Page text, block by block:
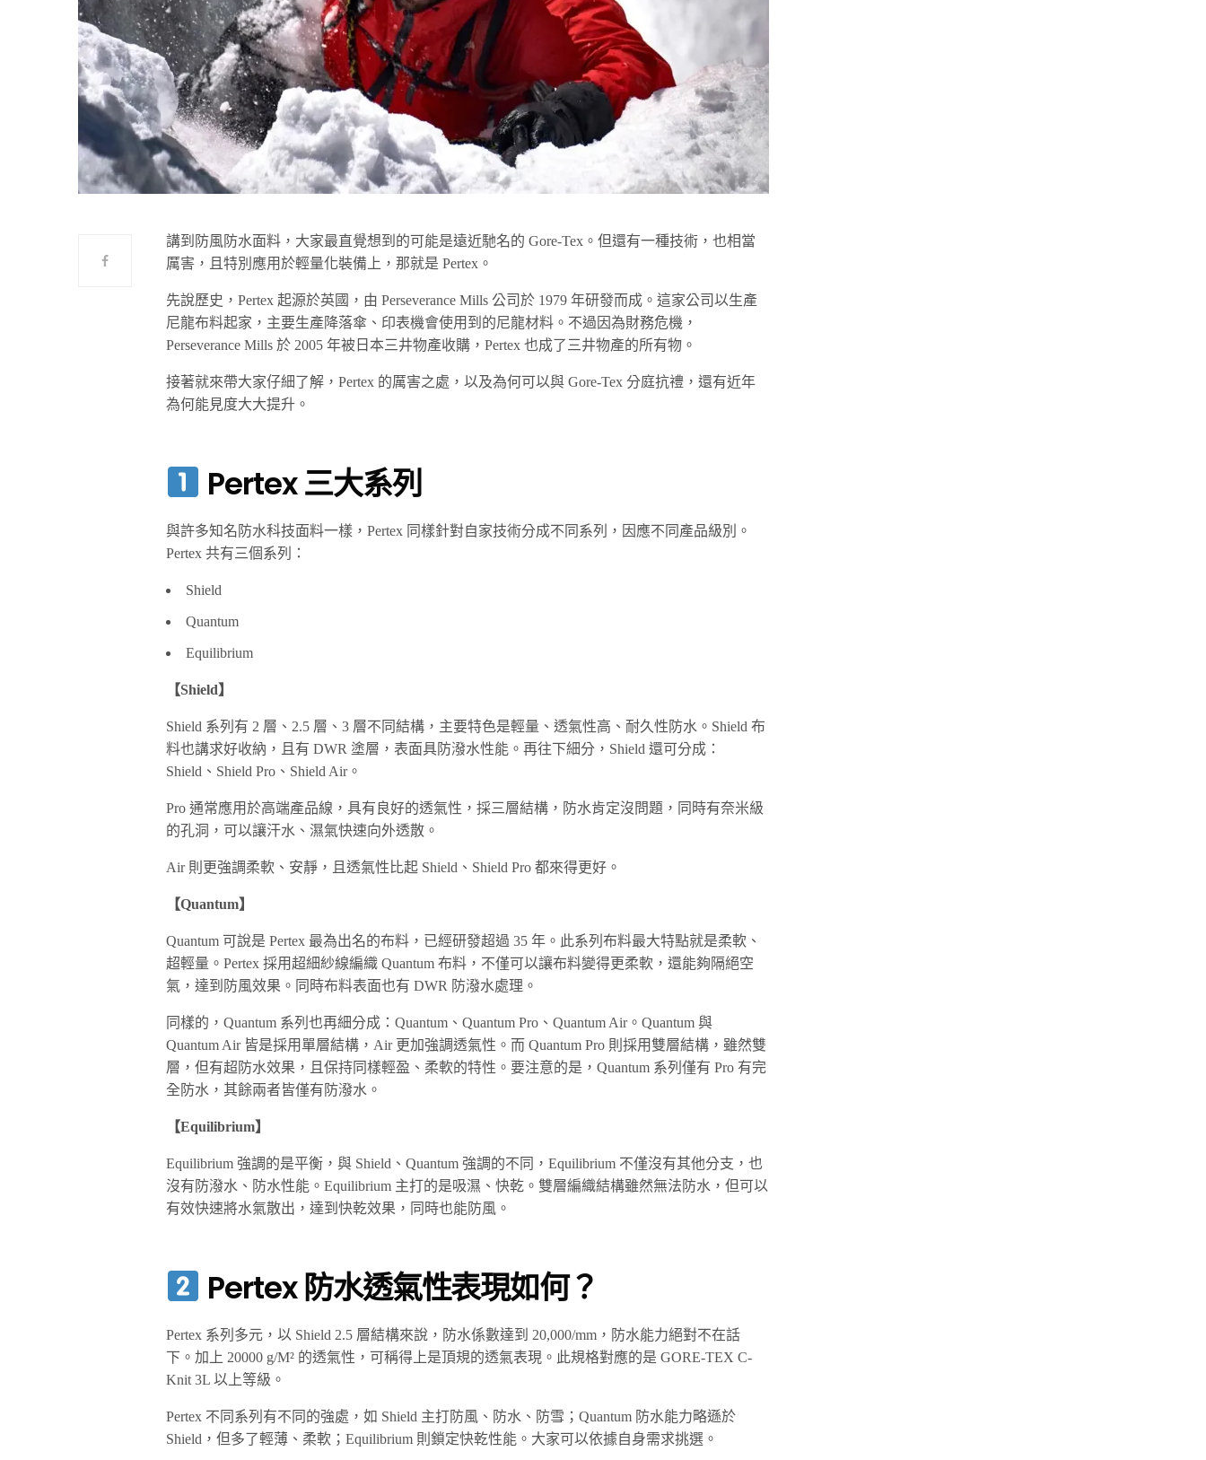
講到防風防水面料，大家最直覺想到的可能是遠近馳名的 Gore-Tex。但還有一種技術，也相當
厲害，且特別應用於輕量化裝備上，那就是 Pertex。
先說歷史，Pertex 起源於英國，由 Perseverance Mills 公司於 1979 年研發而成。這家公司以生產
尼龍布料起家，主要生產降落傘、印表機會使用到的尼龍材料。不過因為財務危機，
Perseverance Mills 於 2005 年被日本三井物產收購，Pertex 也成了三井物產的所有物。
接著就來帶大家仔細了解，Pertex 的厲害之處，以及為何可以與 Gore-Tex 分庭抗禮，還有近年
為何能見度大大提升。
Pertex 三大系列
與許多知名防水科技面料一樣，Pertex 同樣針對自家技術分成不同系列，因應不同產品級別。
Pertex 共有三個系列：
Shield
Quantum
Equilibrium
【Shield】
Shield 系列有 2 層、2.5 層、3 層不同結構，主要特色是輕量、透氣性高、耐久性防水。Shield 布
料也講求好收納，且有 DWR 塗層，表面具防潑水性能。再往下細分，Shield 還可分成：
Shield、Shield Pro、Shield Air。
Pro 通常應用於高端產品線，具有良好的透氣性，採三層結構，防水肯定沒問題，同時有奈米級
的孔洞，可以讓汗水、濕氣快速向外透散。
Air 則更強調柔軟、安靜，且透氣性比起 Shield、Shield Pro 都來得更好。
【Quantum】
Quantum 可說是 Pertex 最為出名的布料，已經研發超過 35 年。此系列布料最大特點就是柔軟、
超輕量。Pertex 採用超細紗線編織 Quantum 布料，不僅可以讓布料變得更柔軟，還能夠隔絕空
氣，達到防風效果。同時布料表面也有 DWR 防潑水處理。
同樣的，Quantum 系列也再細分成：Quantum、Quantum Pro、Quantum Air。Quantum 與
Quantum Air 皆是採用單層結構，Air 更加強調透氣性。而 Quantum Pro 則採用雙層結構，雖然雙
層，但有超防水效果，且保持同樣輕盈、柔軟的特性。要注意的是，Quantum 系列僅有 Pro 有完
全防水，其餘兩者皆僅有防潑水。
【Equilibrium】
Equilibrium 強調的是平衡，與 Shield、Quantum 強調的不同，Equilibrium 不僅沒有其他分支，也
沒有防潑水、防水性能。Equilibrium 主打的是吸濕、快乾。雙層編織結構雖然無法防水，但可以
有效快速將水氣散出，達到快乾效果，同時也能防風。
Pertex 防水透氣性表現如何？
Pertex 系列多元，以 Shield 2.5 層結構來說，防水係數達到 20,000/mm，防水能力絕對不在話
下。加上 20000 g/M² 的透氣性，可稱得上是頂規的透氣表現。此規格對應的是 GORE-TEX C-
Knit 3L 以上等級。
Pertex 不同系列有不同的強處，如 Shield 主打防風、防水、防雪；Quantum 防水能力略遜於
Shield，但多了輕薄、柔軟；Equilibrium 則鎖定快乾性能。大家可以依據自身需求挑選。